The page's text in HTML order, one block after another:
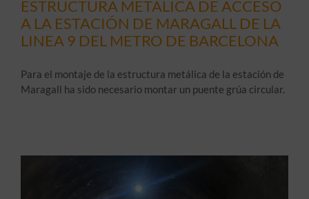
ESTRUCTURA METÁLICA DE ACCESO
A LA ESTACIÓN DE MARAGALL DE LA
LINEA 9 DEL METRO DE BARCELONA
Para el montaje de la estructura metálica de la estación de
Maragall ha sido necesario montar un puente grúa circular.